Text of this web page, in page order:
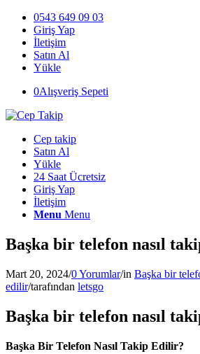
0543 649 09 03
Giriş Yap
İletişim
Satın Al
Yükle
0Alışveriş Sepeti
Cep takip
Satın Al
Yükle
24 Saat Ücretsiz
Giriş Yap
İletişim
Menu Menu
Başka bir telefon nasıl
Mart 20, 2024/0 Yorumlar/in Başka bir
edilir/tarafından letsgo
Başka bir telefon nasıl
Başka Bir Telefon Nasıl Takip Edilir?